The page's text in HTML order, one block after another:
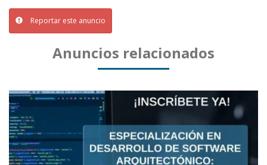
Reportar este anuncio
Anuncios relacionados